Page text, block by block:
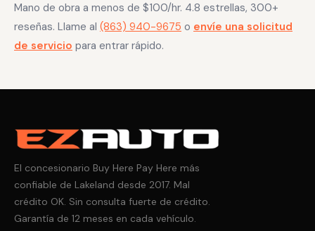
Mano de obra a menos de $100/hr. 4.8 estrellas, 300+
reseñas. Llame al (863) 940-9675 o envíe una solicitud
de servicio para entrar rápido.
El concesionario Buy Here Pay Here más
confiable de Lakeland desde 2017. Mal
crédito OK. Sin consulta fuerte de crédito.
Garantía de 12 meses en cada vehículo.